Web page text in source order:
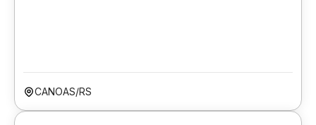
CANOAS/RS